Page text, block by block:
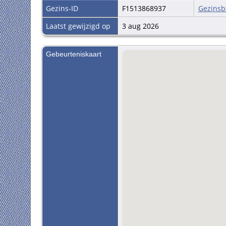
Gezins-ID
F1513868937
Laatst gewijzigd op
3 aug 2026
Gebeurteniskaart